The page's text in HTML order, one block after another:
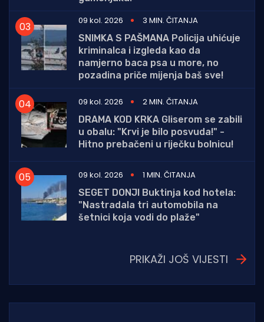
09 kol. 2026
3 MIN. ČITANJA
SNIMKA S PAŠMANA Policija uhićuje
kriminalca i izgleda kao da
namjerno baca psa u more, no
pozadina priče mijenja baš sve!
09 kol. 2026
2 MIN. ČITANJA
DRAMA KOD KRKA Gliserom se zabili
u obalu: "Krvi je bilo posvuda!" -
Hitno prebačeni u riječku bolnicu!
09 kol. 2026
1 MIN. ČITANJA
SEGET DONJI Buktinja kod hotela:
"Nastradala tri automobila na
šetnici koja vodi do plaže"
PRIKAŽI JOŠ VIJESTI